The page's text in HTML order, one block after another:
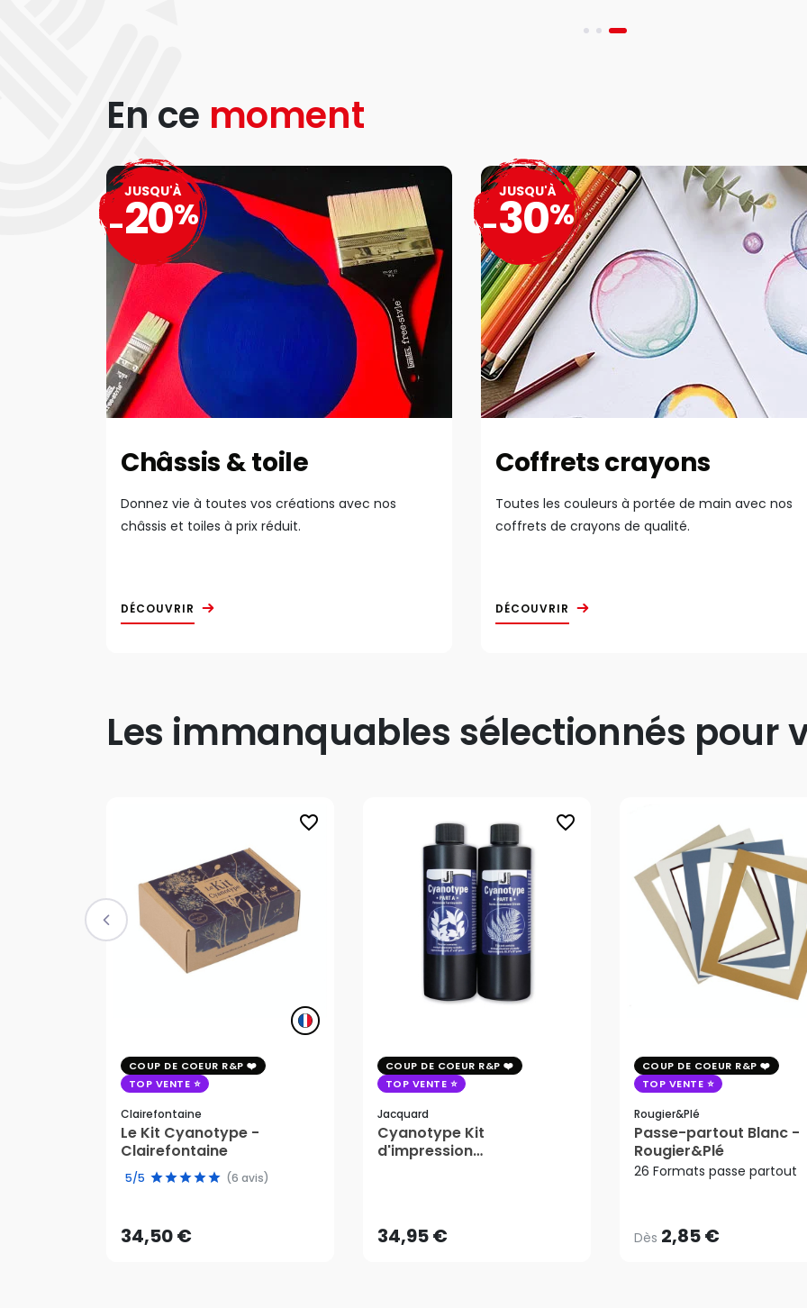
En ce moment
Châssis & toile
Donnez vie à toutes vos créations avec nos
châssis et toiles à prix réduit.
DÉCOUVRIR
JUSQU'À
-20%
Coffrets crayons
Toutes les couleurs à portée de main avec nos
coffrets de crayons de qualité.
DÉCOUVRIR
JUSQU'À
-30%
Les immanquables sélectionnés pour
favorite_border
COUP DE COEUR R&P
TOP VENTE
Clairefontaine
Le Kit Cyanotype -
Clairefontaine
5/5 (6 avis)
34,50 €
34,50 €
AJOUTER AU PANIER
favorite_border
COUP DE COEUR R&P
TOP VENTE
Jacquard
Cyanotype Kit
d'impression
34,95 €AJOUTER AU PANIER
COUP DE COEUR R&P
TOP VENTE
Rougier&plé
Passe-partout Blanc -
Rougier&Plé
26 Formats passe partout
Dès 2,85 €
Dès2,85 €